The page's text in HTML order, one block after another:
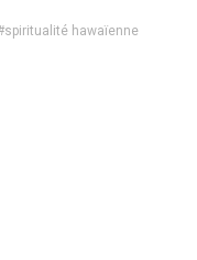
hawaïenne